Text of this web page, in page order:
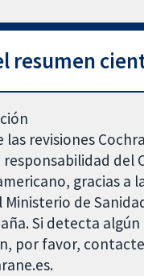
resumen
revisiones
responsabilidad del
gracias a
de
Si detecta
por favor,